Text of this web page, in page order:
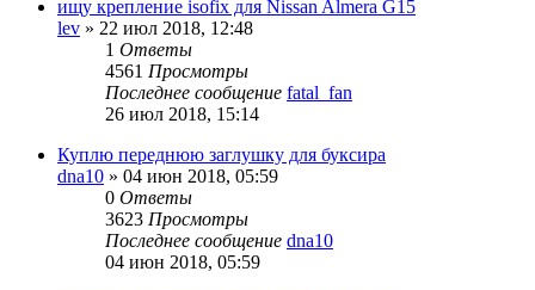
ищу крепление isofix для Nissan Almera G15
lev » 22 июл 2018, 12:48
1 Ответы
4561 Просмотры
Последнее сообщение fatal_fan
26 июл 2018, 15:14
Куплю переднюю заглушку для буксира
dna10 » 04 июн 2018, 05:59
0 Ответы
3623 Просмотры
Последнее сообщение dna10
04 июн 2018, 05:59